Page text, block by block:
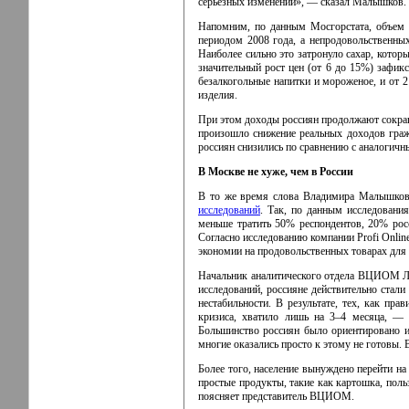
Напомним, по данным Мосгорстата, объем
периодом 2008 года, а
Наиболее сильно это затронуло сахар,
значительный рост цен (от 6 до 15%)
безалкогольные напитки и мороженое, и
изделия.
При этом доходы россиян продолжают
произошло снижение реальных доходов
россиян снизились по сравнению с
В Москве не хуже, чем в России
В то же время слова Владимира
исследований . Так, по данным
меньше тратить 50% респондентов, 20%
Согласно исследованию компании Profi
экономии на продовольственных товарах
Начальник аналитического отдела ВЦИОМ
исследований, россияне действительно
нестабильности. В результате, тех, как
кризиса, хватило лишь на 3–4 месяца, —
Большинство россиян было ориентировано
многие оказались просто к этому не
Более того, население вынуждено перейти
простые продукты, такие как картошка,
поясняет представитель ВЦИОМ.